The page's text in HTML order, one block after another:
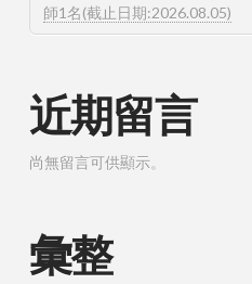
師1名(截止日期:2026.08.05)
近期留言
尚無留言可供顯示。
彙整